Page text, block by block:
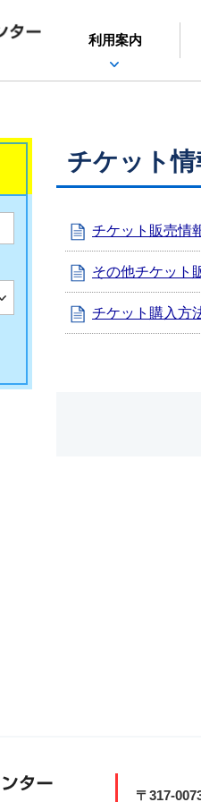
利用案内
チケット情
チケット販売情
その他チケット
チケット購入方
〒317-